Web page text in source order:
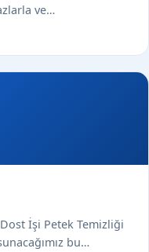
ve…
İşi Petek Temizliği
bu…